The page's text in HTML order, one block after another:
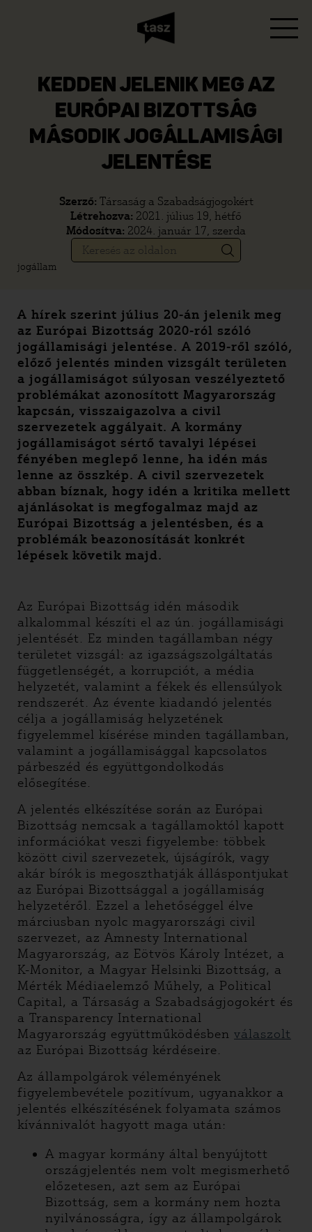
KEDDEN JELENIK MEG AZ
EURÓPAI BIZOTTSÁG
MÁSODIK JOGÁLLAMISÁGI
JELENTÉSE
Szerző: Társaság a Szabadságjogokért
Létrehozva: 2021. július 19, hétfő
Módosítva: 2024. január 17, szerda
jogállam
A hírek szerint július 20-án jelenik meg
az Európai Bizottság 2020-ról szóló
jogállamisági jelentése. A 2019-ről szóló,
előző jelentés minden vizsgált területen
a jogállamiságot súlyosan veszélyeztető
problémákat azonosított Magyarország
kapcsán, visszaigazolva a civil
szervezetek aggályait. A kormány
jogállamiságot sértő tavalyi lépései
fényében meglepő lenne, ha idén más
lenne az összkép. A civil szervezetek
abban bíznak, hogy idén a kritika mellett
ajánlásokat is megfogalmaz majd az
Európai Bizottság a jelentésben, és a
problémák beazonosítását konkrét
lépések követik majd.
Az Európai Bizottság idén második
alkalommal készíti el az ún. jogállamisági
jelentését. Ez minden tagállamban négy
területet vizsgál: az igazságszolgáltatás
függetlenségét, a korrupciót, a média
helyzetét, valamint a fékek és ellensúlyok
rendszerét. Az évente kiadandó jelentés
célja a jogállamiság helyzetének
figyelemmel kísérése minden tagállamban,
valamint a jogállamisággal kapcsolatos
párbeszéd és együttgondolkodás
elősegítése.
A jelentés elkészítése során az Európai
Bizottság nemcsak a tagállamoktól kapott
információkat veszi figyelembe: többek
között civil szervezetek, újságírók, vagy
akár bírók is megoszthatják álláspontjukat
az Európai Bizottsággal a jogállamiság
helyzetéről. Ezzel a lehetőséggel élve
márciusban nyolc magyarországi civil
szervezet, az Amnesty International
Magyarország, az Eötvös Károly Intézet, a
K-Monitor, a Magyar Helsinki Bizottság, a
Mérték Médiaelemző Műhely, a Political
Capital, a Társaság a Szabadságjogokért és
a Transparency International
Magyarország együttműködésben válaszolt
az Európai Bizottság kérdéseire.
Az állampolgárok véleményének
figyelembevétele pozitívum, ugyanakkor a
jelentés elkészítésének folyamata számos
kívánnivalót hagyott maga után:
A magyar kormány által benyújtott
országjelentés nem volt megismerhető
előzetesen, azt sem az Európai
Bizottság, sem a kormány nem hozta
nyilvánosságra, így az állampolgárok